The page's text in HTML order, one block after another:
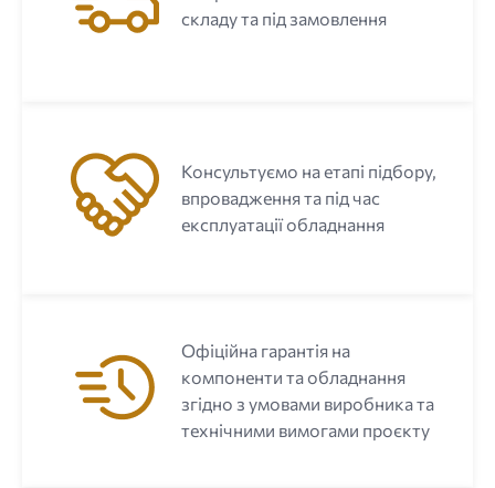
складу та під замовлення
Консультуємо на етапі підбору,
впровадження та під час
експлуатації обладнання
Офіційна гарантія на
компоненти та обладнання
згідно з умовами виробника та
технічними вимогами проєкту